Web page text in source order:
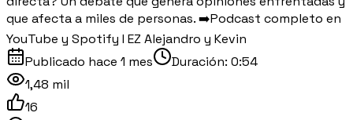
que afecta a miles de personas. ➡️Podcast completo en
YouTube y Spotify I EZ Alejandro y Kevin
Publicado hace 1 mes Duración: 0:54
1,48 mil
16